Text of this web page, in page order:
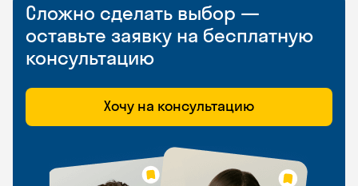
Сложно сделать выбор —
оставьте заявку на бесплатную
консультацию
Хочу на консультацию